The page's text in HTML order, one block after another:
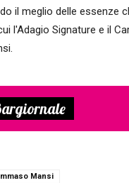
il meglio delle essenze
l'Adagio Signature e il
Mansi